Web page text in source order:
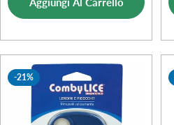
vendita
-21%